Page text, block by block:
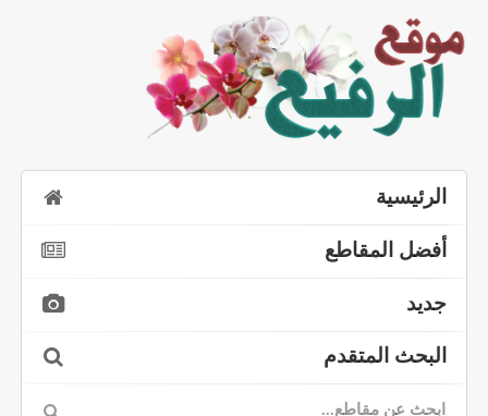
الرئيسية
أفضل المقاطع
جديد
البحث المتقدم